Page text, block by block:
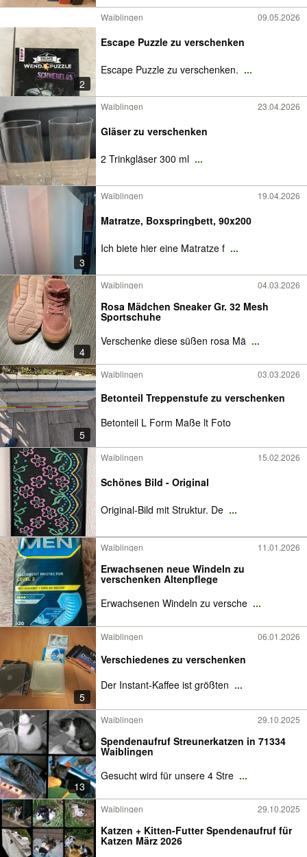
2
Waiblingen 09.05.2026
Escape Puzzle zu verschenken
Escape Puzzle zu verschenken. ...
Waiblingen 23.04.2026
Gläser zu verschenken
2 Trinkgläser 300 ml ...
3
Waiblingen 19.04.2026
Matratze, Boxspringbett, 90x200
Ich biete hier eine Matratze f ...
4
Waiblingen 04.03.2026
Rosa Mädchen Sneaker Gr. 32 Mesh
Sportschuhe
Verschenke diese süßen rosa Mä ...
5
Waiblingen 03.03.2026
Betonteil Treppenstufe zu verschenken
Betonteil L Form Maße lt Foto
Waiblingen 15.02.2026
Schönes Bild - Original
Original-Bild mit Struktur. De ...
Waiblingen 11.01.2026
Erwachsenen neue Windeln zu
verschenken Altenpflege
Erwachsenen Windeln zu versche ...
5
Waiblingen 06.01.2026
Verschiedenes zu verschenken
Der Instant-Kaffee ist größten ...
13
Waiblingen 29.10.2025
Spendenaufruf Streunerkatzen in 71334
Waiblingen
Gesucht wird für unsere 4 Stre ...
Waiblingen 29.10.2025
Katzen + Kitten-Futter Spendenaufruf für
Katzen März 2026